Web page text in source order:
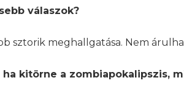
válaszok?
sztorik meghallgatása. Nem
kitörne a zombiapokalipszis,